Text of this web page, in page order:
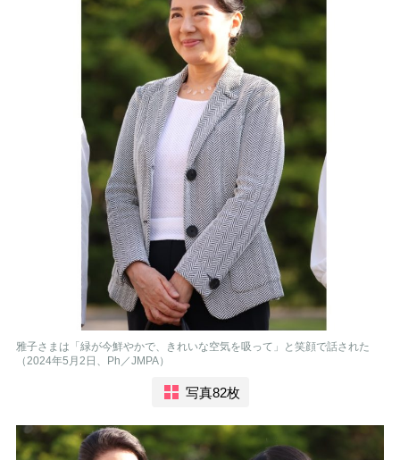
雅子さまは「緑が今鮮やかで、きれいな空気を吸って」と笑顔で話された
（2024年5月2日、Ph／JMPA）
写真82枚